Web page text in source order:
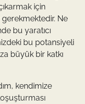
için
gerekmektedir. Ne
bu yaratıcı
bu potansiyeli
büyük bir katkı
kendimize